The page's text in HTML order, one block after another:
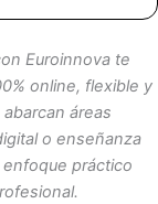
Euroinnova te
online, flexible y
áreas
o enseñanza
práctico